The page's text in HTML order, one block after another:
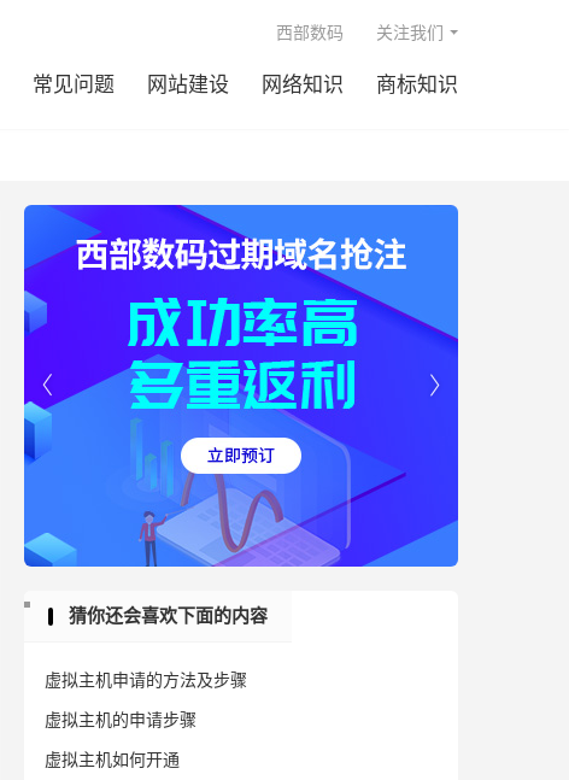
常见问题 网站建设 网络知识 商标知识
西部数码 关注我们


猜你还会喜欢下面的内容
虚拟主机申请的方法及步骤
虚拟主机的申请步骤
虚拟主机如何开通